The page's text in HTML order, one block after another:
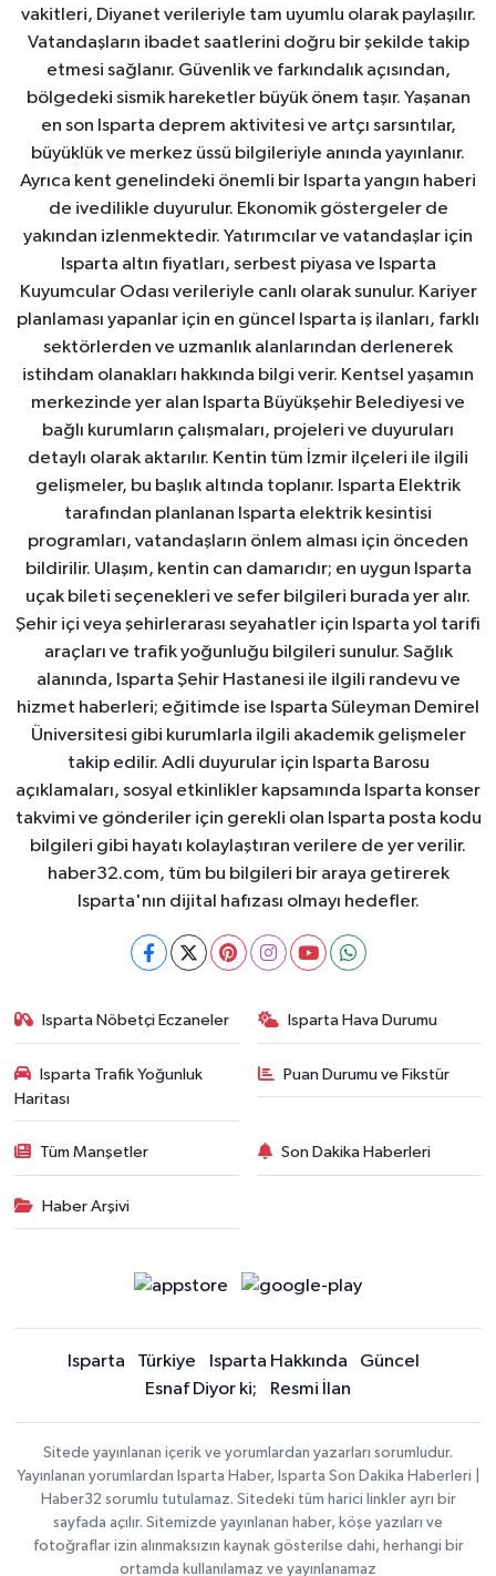
vakitleri, Diyanet verileriyle tam uyumlu olarak paylaşılır.
Vatandaşların ibadet saatlerini doğru bir şekilde takip
etmesi sağlanır. Güvenlik ve farkındalık açısından,
bölgedeki sismik hareketler büyük önem taşır. Yaşanan
en son Isparta deprem aktivitesi ve artçı sarsıntılar,
büyüklük ve merkez üssü bilgileriyle anında yayınlanır.
Ayrıca kent genelindeki önemli bir Isparta yangın haberi
de ivedilikle duyurulur. Ekonomik göstergeler de
yakından izlenmektedir. Yatırımcılar ve vatandaşlar için
Isparta altın fiyatları, serbest piyasa ve Isparta
Kuyumcular Odası verileriyle canlı olarak sunulur. Kariyer
planlaması yapanlar için en güncel Isparta iş ilanları, farklı
sektörlerden ve uzmanlık alanlarından derlenerek
istihdam olanakları hakkında bilgi verir. Kentsel yaşamın
merkezinde yer alan Isparta Büyükşehir Belediyesi ve
bağlı kurumların çalışmaları, projeleri ve duyuruları
detaylı olarak aktarılır. Kentin tüm İzmir ilçeleri ile ilgili
gelişmeler, bu başlık altında toplanır. Isparta Elektrik
tarafından planlanan Isparta elektrik kesintisi
programları, vatandaşların önlem alması için önceden
bildirilir. Ulaşım, kentin can damarıdır; en uygun Isparta
uçak bileti seçenekleri ve sefer bilgileri burada yer alır.
Şehir içi veya şehirlerarası seyahatler için Isparta yol tarifi
araçları ve trafik yoğunluğu bilgileri sunulur. Sağlık
alanında, Isparta Şehir Hastanesi ile ilgili randevu ve
hizmet haberleri; eğitimde ise Isparta Süleyman Demirel
Üniversitesi gibi kurumlarla ilgili akademik gelişmeler
takip edilir. Adli duyurular için Isparta Barosu
açıklamaları, sosyal etkinlikler kapsamında Isparta konser
takvimi ve gönderiler için gerekli olan Isparta posta kodu
bilgileri gibi hayatı kolaylaştıran verilere de yer verilir.
haber32.com, tüm bu bilgileri bir araya getirerek
Isparta'nın dijital hafızası olmayı hedefler.
Isparta Nöbetçi Eczaneler Isparta Hava Durumu
Isparta Trafik Yoğunluk
Haritası
Puan Durumu ve Fikstür
Tüm Manşetler Son Dakika Haberleri
Haber Arşivi
Isparta Türkiye Isparta Hakkında
Güncel
Esnaf Diyor ki;
Resmi İlan
Sitede yayınlanan içerik ve yorumlardan yazarları sorumludur.
Yayınlanan yorumlardan Isparta Haber, Isparta Son Dakika Haberleri |
Haber32 sorumlu tutulamaz. Sitedeki tüm harici linkler ayrı bir
sayfada açılır. Sitemizde yayınlanan haber, köşe yazıları ve
fotoğraflar izin alınmaksızın kaynak gösterilse dahi, herhangi bir
ortamda kullanılamaz ve yayınlanamaz